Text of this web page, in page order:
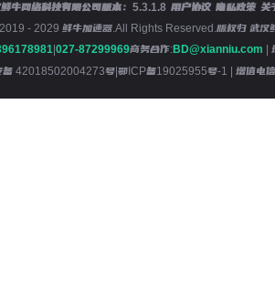
牛网络科技有限公司版本： 5.3.1.8 用户协议 隐私政策 关
- 2029 鲜牛加速器.All Rights Reserved.版权归 武汉
027-87299969商务合作:BD@xianniu.com |
备 42018502004273号 鄂ICP备19025955号-1 | 增值电